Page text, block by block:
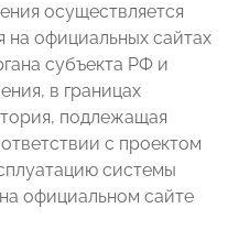
осуществляется
на официальных сайтах
субъекта РФ и
в границах
подлежащая
с проектом
системы
официальном сайте